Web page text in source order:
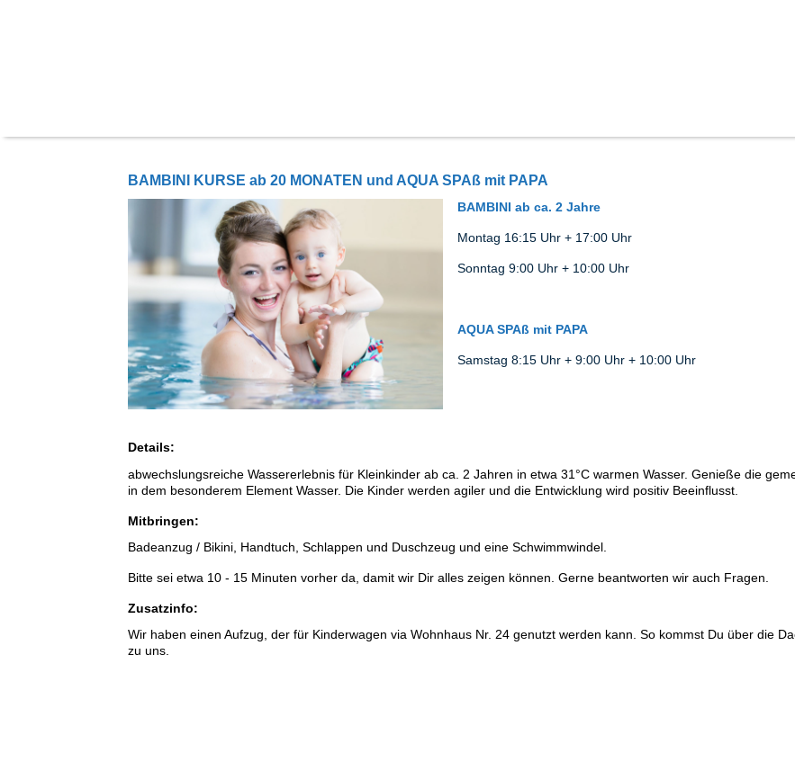
BAMBINI KURSE ab 20 MONATEN und AQUA SPAß mit PAPA
BAMBINI ab ca. 2 Jahre
Montag 16:15 Uhr + 17:00 Uhr
Sonntag 9:00 Uhr + 10:00 Uhr
AQUA SPAß mit PAPA
Samstag 8:15 Uhr + 9:00 Uhr + 10:00 Uhr
Details:
abwechslungsreiche Wassererlebnis für Kleinkinder ab ca. 2 Jahren in etwa 31°C warmen Wasser. Genieße die
in dem besonderem Element Wasser. Die Kinder werden agiler und die Entwicklung wird positiv Beeinflusst.
Mitbringen:
Badeanzug / Bikini, Handtuch, Schlappen und Duschzeug und eine Schwimmwindel.
Bitte sei etwa 10 - 15 Minuten vorher da, damit wir Dir alles zeigen können. Gerne beantworten wir auch Fragen.
Zusatzinfo:
Wir haben einen Aufzug, der für Kinderwagen via Wohnhaus Nr. 24 genutzt werden kann. So kommst Du über die
zu uns.